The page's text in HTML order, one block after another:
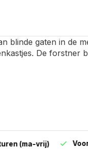
blinde gaten in de
De forstner
vrij) Voor